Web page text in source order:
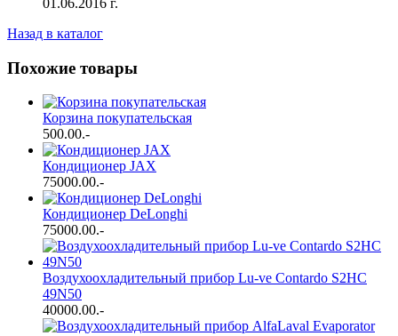
Назад в каталог
Похожие товары
Корзина покупательская
500.00.-
Кондиционер JAX
75000.00.-
Кондиционер DeLonghi
75000.00.-
Воздухоохладительный прибор Lu-ve Contardo S2HC
49N50
40000.00.-